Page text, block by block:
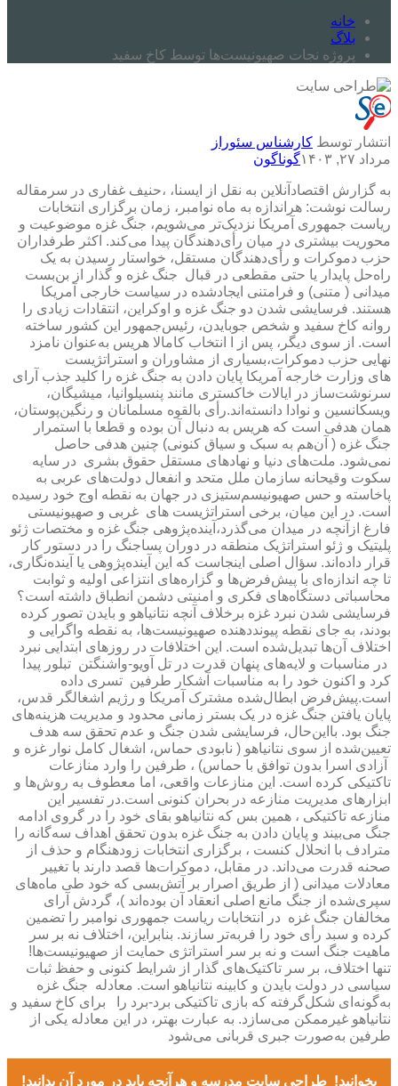
خانه
بلاگ
پروژه نجات صهیونیست‌ها توسط کاخ سفید
انتشار توسط کارشناس سئوراز
مرداد ۲۷, ۱۴۰۳
گوناگون
به گزارش اقتصادآنلاین به نقل از ایسنا، ،حنیف غفاری در سرمقاله
رسالت نوشت: هراندازه به ماه نوامبر، زمان برگزاری انتخابات
ریاست جمهوری آمریکا نزدیک‌تر می‌شویم، جنگ غزه موضوعیت و
محوریت بیشتری در میان رأی‌دهندگان پیدا می‌کند. اکثر طرفداران
حزب دموکرات و رأی‌دهندگان مستقل، خواستار رسیدن به یک
راه‌حل پایدار یا حتی مقطعی در قبال جنگ غزه و گذار از بن‌بست
میدانی ( متنی) و فرامتنی ایجادشده در سیاست خارجی آمریکا
هستند. فرسایشی شدن دو جنگ غزه و اوکراین، انتقادات زیادی را
روانه کاخ سفید و شخص جوبایدن، رئیس‌جمهور این کشور ساخته
است. از سوی دیگر، پس از ا انتخاب کامالا هریس به‌عنوان نامزد
نهایی حزب دموکرات،بسیاری از مشاوران و استراتژیست
های وزارت خارجه آمریکا پایان دادن به جنگ غزه را کلید جذب آرای
سرنوشت‌ساز در ایالات خاکستری مانند پنسیلوانیا، میشیگان،
ویسکانسین و نوادا دانسته‌اند.رأی بالقوه مسلمانان و رنگین‌پوستان،
همان هدفی است که هریس به دنبال آن بوده و قطعا با استمرار
جنگ غزه ( آن‌هم به سبک و سیاق کنونی) چنین هدفی حاصل
نمی‌شود. ملت‌های دنیا و نهادهای مستقل حقوق بشری در سایه
سکوت وقیحانه سازمان ملل متحد و انفعال دولت‌های عربی به
پاخاسته و حس صهیونیسم‌ستیزی در جهان به نقطه اوج خود رسیده
است. در این میان، برخی استراتژیست های غربی و صهیونیستی
فارغ ازآنچه در میدان می‌گذرد،آینده‌پژوهی جنگ غزه و مختصات ژئو
پلیتیک و ژئو استراتژیک منطقه در دوران پساجنگ را در دستور کار
قرار داده‌اند. سؤال اصلی اینجاست که این آینده‌پژوهی یا آینده‌نگاری،
تا چه اندازه‌ای با پیش‌فرض‌ها و گزاره‌های انتزاعی اولیه و ثوابت
محاسباتی دستگاه‌های فکری و امنیتی دشمن انطباق داشته است؟
فرسایشی شدن نبرد غزه برخلاف آنچه نتانیاهو و بایدن تصور کرده
بودند، به جای نقطه پیونددهنده صهیونیست‌ها، به نقطه واگرایی و
اختلاف آن‌ها تبدیل‌شده است. این اختلافات در روزهای ابتدایی نبرد
در مناسبات و لایه‌های پنهان قدرت در تل آویو-واشنگتن تبلور پیدا
کرد و اکنون خود را به مناسبات آشکار طرفین تسری داده
است.پیش‌فرض ابطال‌شده مشترک آمریکا و رژیم اشغالگر قدس،
پایان یافتن جنگ غزه در یک بستر زمانی محدود و مدیریت هزینه‌های
جنگ بود. بااین‌حال، فرسایشی شدن جنگ و عدم تحقق سه هدف
تعیین‌شده از سوی نتانیاهو ( نابودی حماس، اشغال کامل نوار غزه و
آزادی اسرا بدون توافق با حماس) ، طرفین را وارد منازعات
تاکتیکی کرده است. این منازعات واقعی، اما معطوف به روش‌ها و
ابزارهای مدیریت منازعه در بحران کنونی است.در تفسیر این
منازعه تاکتیکی ، همین بس که نتانیاهو بقای خود را در گروی ادامه
جنگ می‌بیند و پایان دادن به جنگ غزه بدون تحقق اهداف سه‌گانه را
مترادف با انحلال کنست ، برگزاری انتخابات زودهنگام و حذف از
صحنه قدرت می‌داند. در مقابل، دموکرات‌ها قصد دارند با تغییر
معادلات میدانی ( از طریق اصرار بر آتش‌بسی که خود طی ماه‌های
سپری‌شده از جنگ مانع اصلی انعقاد آن بوده‌اند )، گردش آرای
مخالفان جنگ غزه در انتخابات ریاست جمهوری نوامبر را تضمین
کرده و سبد رأی خود را فربه‌تر سازند. بنابراین، اختلاف نه بر سر
ماهیت جنگ است و نه بر سر استراتژی حمایت از صهیونیست‌ها!
تنها اختلاف، بر سر تاکتیک‌های گذار از شرایط کنونی و حفظ ثبات
سیاسی در دولت بایدن و کابینه نتانیاهو است. معادله جنگ غزه
به‌گونه‌ای شکل‌گرفته که بازی تاکتیکی برد-برد را برای کاخ سفید و
نتانیاهو غیرممکن می‌سازد. به عبارت بهتر، در این معادله یکی از
طرفین به‌صورت جبری قربانی می‌شود
بخوانید! طراحی سایت مدرسه و هرآنچه باید در مورد آن بدانید!